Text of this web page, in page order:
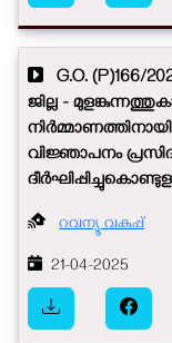
G.O. (P)166/
ജില്ല -
വിജ്ഞാപനം
റവന്യൂ വകുപ്പ്
21-04-2025